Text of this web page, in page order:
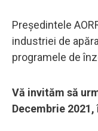
Președintele
industriei de
programele de
Vă invităm să
Decembrie